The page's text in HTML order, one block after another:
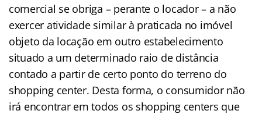
comercial se obriga – perante o locador – a não
exercer atividade similar à praticada no imóvel
objeto da locação em outro estabelecimento
situado a um determinado raio de distância
contado a partir de certo ponto do terreno do
shopping center. Desta forma, o consumidor não
irá encontrar em todos os shopping centers que